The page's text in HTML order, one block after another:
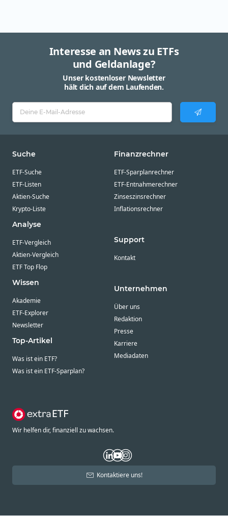
Interesse an News zu ETFs
und Geldanlage?
Unser kostenloser Newsletter
hält dich auf dem Laufenden.
Suche
ETF-Suche
ETF-Listen
Aktien-Suche
Krypto-Liste
Analyse
ETF-Vergleich
Aktien-Vergleich
ETF Top Flop
Wissen
Akademie
ETF-Explorer
Newsletter
Top-Artikel
Was ist ein ETF?
Was ist ein ETF-Sparplan?
Finanzrechner
ETF-Sparplanrechner
ETF-Entnahmerechner
Zinseszinsrechner
Inflationsrechner
Support
Kontakt
Unternehmen
Über uns
Redaktion
Presse
Karriere
Mediadaten
Wir helfen dir, finanziell zu wachsen.
Kontaktiere uns!